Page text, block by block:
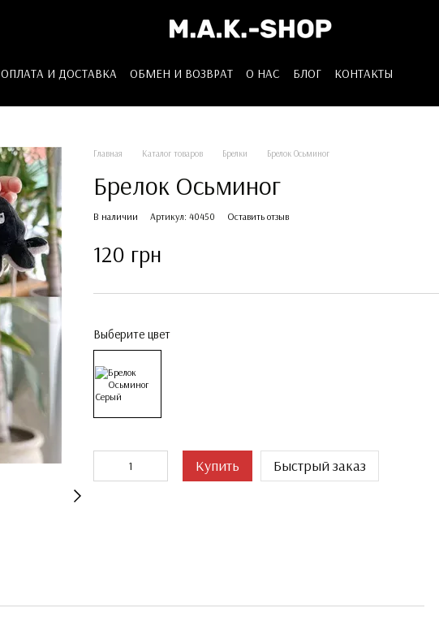
ОПЛАТА И ДОСТАВКА ОБМЕН И ВОЗВРАТ О НАС БЛОГ
КОНТАКТЫ
Главная Каталог товаров Брелки Брелок Осьминог
Брелок Осьминог
В наличии Артикул: 40450 Оставить отзыв
120 грн
Выберите цвет
Купить Быстрый заказ